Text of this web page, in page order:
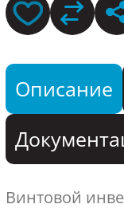
Описание
Винтовой